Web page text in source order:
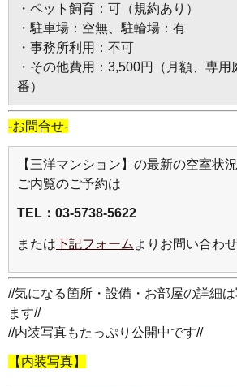
・ペット飼育：可（規約あり）
・駐車場：空無、駐輪場：有
・事務所利用：不可
・その他費用：3,500円（月額、専用
番）
-お問合せ-
【三洋マンション】の最新の空室状
ご内覧のご予約は
TEL：03-5738-5622
または下記フォーム よりお問い合わせ
//気になる箇所・設備・お部屋の詳細
ます//
//内装写真もたっぷり公開中です//
【内装写真】